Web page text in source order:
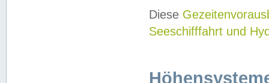
Diese
Seeschifffahrt und